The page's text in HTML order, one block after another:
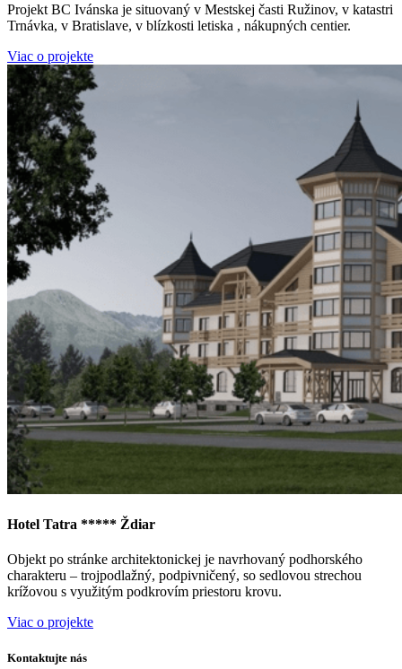
Projekt BC Ivánska je situovaný v Mestskej časti Ružinov, v katastri
Trnávka, v Bratislave, v blízkosti letiska , nákupných centier.
Viac o projekte
Hotel Tatra ***** Ždiar
Objekt po stránke architektonickej je navrhovaný podhorského
charakteru – trojpodlažný, podpivničený, so sedlovou strechou
krížovou s využitým podkrovím priestoru krovu.
Viac o projekte
Kontaktujte nás